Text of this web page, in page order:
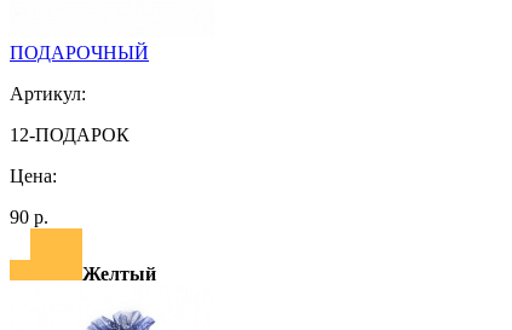
ПОДАРОЧНЫЙ
Артикул:
12-ПОДАРОК
Цена:
90 р.
Желтый